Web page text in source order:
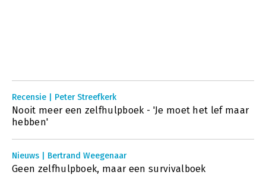
Recensie | Peter Streefkerk
Nooit meer een zelfhulpboek - 'Je moet het lef maar
hebben'
Nieuws | Bertrand Weegenaar
Geen zelfhulpboek, maar een survivalboek